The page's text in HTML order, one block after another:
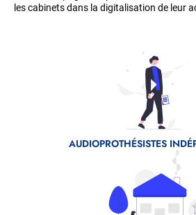
les cabinets dans la digitalisation de leur
source
AUDIOPROTHÉSISTES